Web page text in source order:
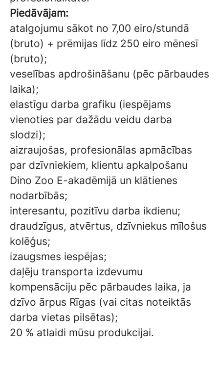
Piedāvājam:
atalgojumu sākot no 7,00 eiro/stundā
(bruto) + prēmijas līdz 250 eiro mēnesī
(bruto);
veselības apdrošināšanu (pēc pārbaudes
laika);
elastīgu darba grafiku (iespējams
vienoties par dažādu veidu darba
slodzi);
aizraujošas, profesionālas apmācības
par dzīvniekiem, klientu apkalpošanu
Dino Zoo E-akadēmijā un klātienes
nodarbībās;
interesantu, pozitīvu darba ikdienu;
draudzīgus, atvērtus, dzīvniekus mīlošus
kolēģus;
izaugsmes iespējas;
daļēju transporta izdevumu
kompensāciju pēc pārbaudes laika, ja
dzīvo ārpus Rīgas (vai citas noteiktās
darba vietas pilsētas);
20 % atlaidi mūsu produkcijai.